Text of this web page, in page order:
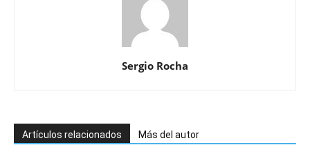
Sergio Rocha
Artículos relacionados Más del autor